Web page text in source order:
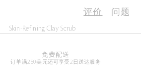
评价 问题
Skin-Refining Clay Scrub
免费配送
订单满250美元还可享受2日送达服务